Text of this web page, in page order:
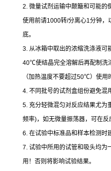
2. 微量试剂运输中颠簸和可能的
使用前请1000转/分离心1分钟，
底。
3. 从冰箱中取出的浓缩洗涤液可
40℃使结晶完全溶解后再配制洗
（加热温度不要超过50℃）使用
4. 不同批号的试剂盒组份避免混
5. 充分轻微混匀对反应结果尤为
频率)，如无微量振荡器，可在反
6. 在试验中标准品和样本检测时
7. 试验中所用的试管和吸头均为
用！否则将影响试验结果。